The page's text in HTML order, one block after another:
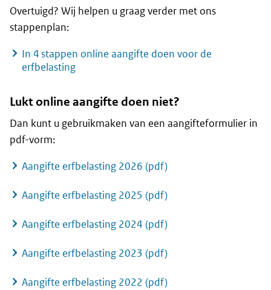
Overtuigd? Wij helpen u graag verder met ons
stappenplan:
In 4 stappen online aangifte doen voor de
erfbelasting
Lukt online aangifte doen niet?
Dan kunt u gebruikmaken van een aangifteformulier in
pdf-vorm:
Aangifte erfbelasting 2026 (pdf)
Aangifte erfbelasting 2025 (pdf)
Aangifte erfbelasting 2024 (pdf)
Aangifte erfbelasting 2023 (pdf)
Aangifte erfbelasting 2022 (pdf)